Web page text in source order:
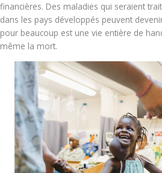
financières. Des maladies qui seraient
dans les pays développés peuvent
pour beaucoup est une vie entière de
même la mort.